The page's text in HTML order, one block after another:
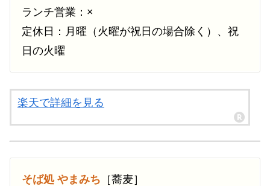
ランチ営業：×
定休日：月曜（火曜が祝日の場合除く）、祝
日の火曜
楽天で詳細を見る
そば処 やまみち ［蕎麦］